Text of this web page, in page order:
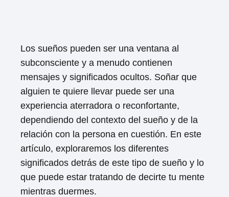
Los sueños pueden ser una ventana al
subconsciente y a menudo contienen
mensajes y significados ocultos. Soñar que
alguien te quiere llevar puede ser una
experiencia aterradora o reconfortante,
dependiendo del contexto del sueño y de la
relación con la persona en cuestión. En este
artículo, exploraremos los diferentes
significados detrás de este tipo de sueño y lo
que puede estar tratando de decirte tu mente
mientras duermes.